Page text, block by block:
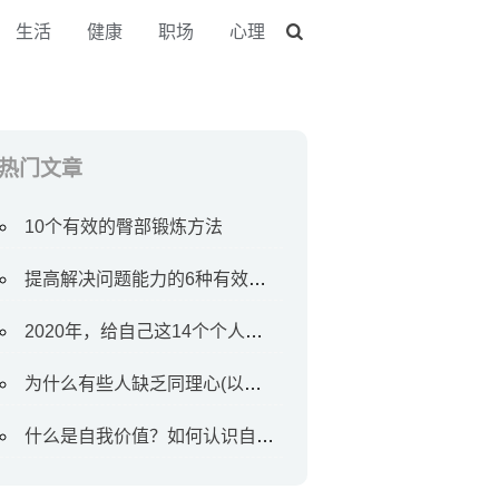
生活 健康 职场 心理
门文章
10个有效的臀部锻炼方法
提高解决问题能力的6种有效方法
2020年，给自己这14个个人目标
为什么有些人缺乏同理心(以及如何对待他们)
什么是自我价值？如何认识自我价值